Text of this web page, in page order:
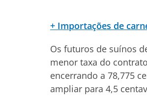
+ Importações de
Os futuros de suínos
menor taxa do
encerrando a 78,775
ampliar para 4,5